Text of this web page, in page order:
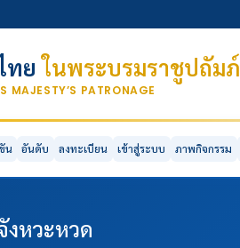
ทยในพระบรมราชูปถัมภ์
MAJESTY’S PATRONAGE
น อันดับ ลงทะเบียน เข้าสู่ระบบ ภาพกิจกรรม
หวะหวด